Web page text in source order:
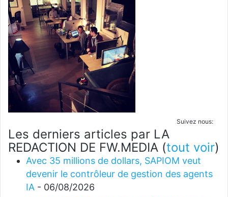
Suivez nous:
Les derniers articles par LA
REDACTION DE FW.MEDIA (tout voir)
Avec 35 millions de dollars, SAPIOM veut
devenir le contrôleur de gestion des agents
IA - 06/08/2026